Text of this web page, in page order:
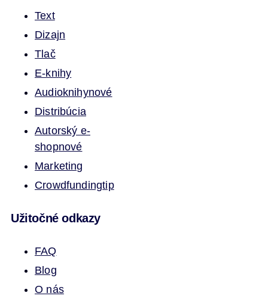
Text
Dizajn
Tlač
E-knihy
Audioknihynové
Distribúcia
Autorský e-
shopnové
Marketing
Crowdfundingtip
Užitočné odkazy
FAQ
Blog
O nás